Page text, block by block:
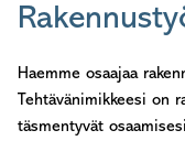
Haemme osaajaa
Tehtävänimikkeesi on
täsmentyvät